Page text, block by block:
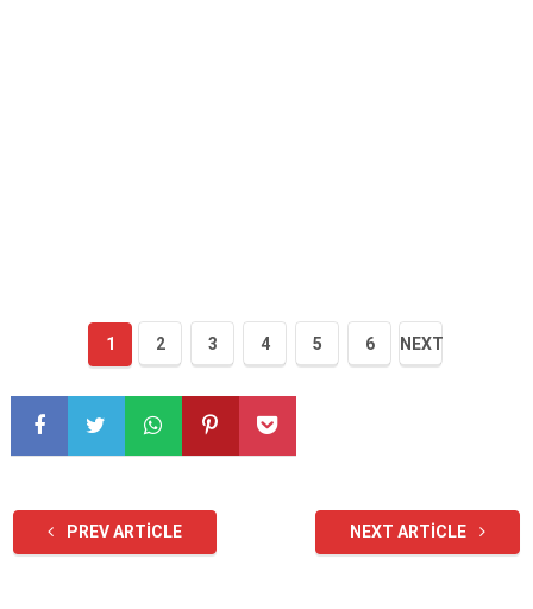
1 2 3 4 5 6 NEXT
PREV ARTICLE NEXT ARTICLE